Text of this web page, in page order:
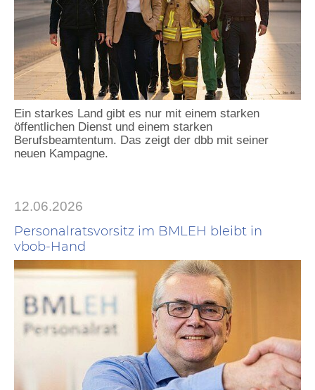
Ein starkes Land gibt es nur mit einem starken
öffentlichen Dienst und einem starken
Berufsbeamtentum. Das zeigt der dbb mit seiner
neuen Kampagne.
12.06.2026
Personalratsvorsitz im BMLEH bleibt in
vbob-Hand